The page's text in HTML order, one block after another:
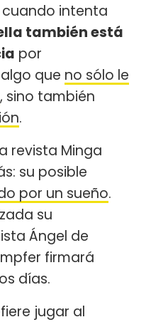
intenta
también está
por
que no sólo le
, sino también
.
revista Minga
su posible
por un sueño.
su
Ángel de
firmará
días.
jugar al